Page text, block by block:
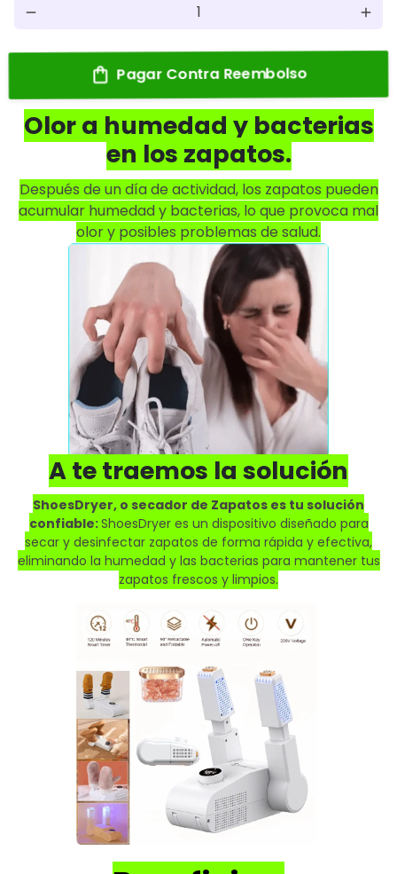
remove add
Pagar Contra Reembolso
Olor a humedad y bacterias
en los zapatos.
Después de un día de actividad, los zapatos pueden
acumular humedad y bacterias, lo que provoca mal
olor y posibles problemas de salud.
A te traemos la solución
ShoesDryer, o secador de Zapatos es tu solución
confiable:ShoesDryer es un dispositivo diseñado para
secar y desinfectar zapatos de forma rápida y efectiva,
eliminando la humedad y las bacterias para mantener tus
zapatos frescos y limpios.